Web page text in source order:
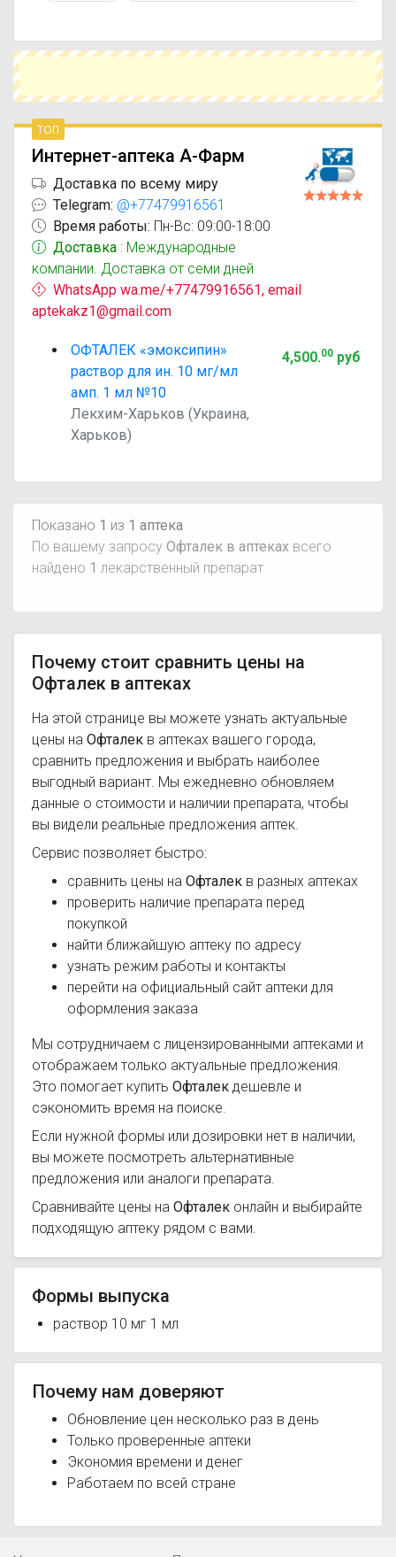
Чтобы купить Офталек в ближайшей аптеке,
укажите свой город и сравните предложения.
оптимальный вариант по цене и наличию.
топ
Интернет-аптека А-Фарм
Доставка по всему миру
Telegram: @+77479916561
Время работы: Пн-Вс: 09:00-18:00
Доставка : Международные
компании. Доставка от семи дней
WhatsApp wa.me/+77479916561, email
aptekakz1@gmail.com
ОФТАЛЕК «эмоксипин»
раствор для ин. 10 мг/мл
амп. 1 мл №10
Лекхим-Харьков (Украина,
Харьков)
4,500.00руб
Показано 1 из 1 аптека
По вашему запросу Офталек в аптеках всего
найдено 1 лекарственный препарат
Почему стоит сравнить цены на
Офталек в аптеках
На этой странице вы можете узнать актуальные
цены на Офталек в аптеках вашего города,
сравнить предложения и выбрать наиболее
выгодный вариант. Мы ежедневно обновляем
данные о стоимости и наличии препарата, чтобы
вы видели реальные предложения аптек.
Сервис позволяет быстро:
сравнить цены на Офталек в разных аптеках
проверить наличие препарата перед
покупкой
найти ближайшую аптеку по адресу
узнать режим работы и контакты
перейти на официальный сайт аптеки для
оформления заказа
Мы сотрудничаем с лицензированными аптеками и
отображаем только актуальные предложения.
Это помогает купить Офталек дешевле и
сэкономить время на поиске.
Если нужной формы или дозировки нет в наличии,
вы можете посмотреть альтернативные
предложения или аналоги препарата.
Сравнивайте цены на Офталек онлайн и выбирайте
подходящую аптеку рядом с вами.
Формы выпуска
раствор 10 мг 1 мл
Почему нам доверяют
Обновление цен несколько раз в день
Только проверенные аптеки
Экономия времени и денег
Работаем по всей стране